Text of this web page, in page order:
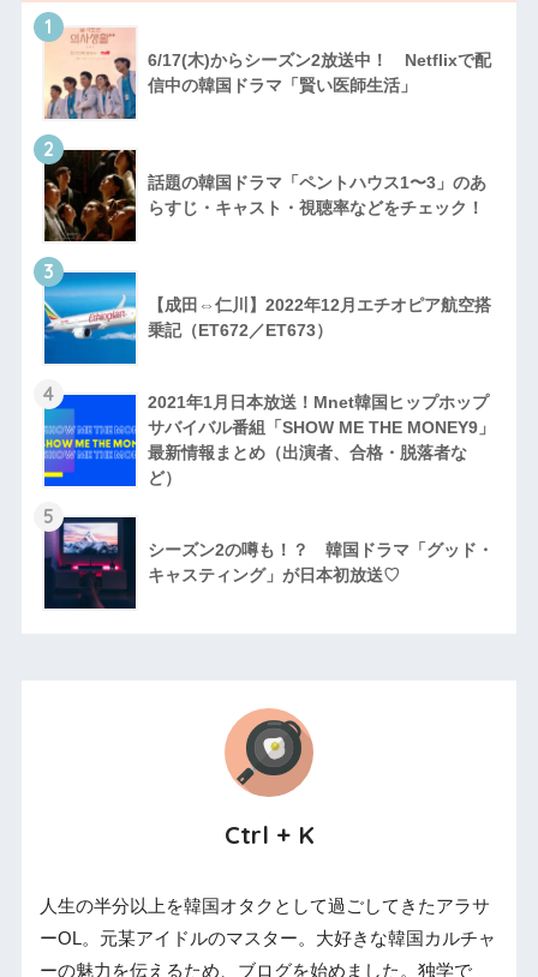
1
6/17(木)からシーズン2放送中！ Netflixで配
信中の韓国ドラマ「賢い医師生活」
2
話題の韓国ドラマ「ペントハウス1〜3」のあ
らすじ・キャスト・視聴率などをチェック！
3
【成田⇔仁川】2022年12月エチオピア航空搭
乗記（ET672／ET673）
4
2021年1月日本放送！Mnet韓国ヒップホップ
サバイバル番組「SHOW ME THE MONEY9」
最新情報まとめ（出演者、合格・脱落者な
ど）
5
シーズン2の噂も！？ 韓国ドラマ「グッド・
キャスティング」が日本初放送♡
Ctrl + K
人生の半分以上を韓国オタクとして過ごしてきたアラサ
ーOL。元某アイドルのマスター。大好きな韓国カルチャ
ーの魅力を伝えるため、ブログを始めました。独学で